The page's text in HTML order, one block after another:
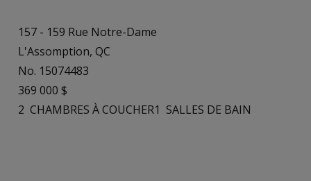
157 - 159 Rue Notre-Dame
L'Assomption, QC
No. 15074483
369 000 $
2 CHAMBRES À COUCHER1 SALLES DE BAIN